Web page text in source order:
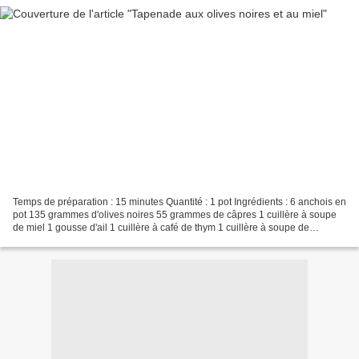
Temps de préparation : 15 minutes Quantité : 1 pot Ingrédients : 6 anchois en
pot 135 grammes d'olives noires 55 grammes de câpres 1 cuillère à soupe
de miel 1 gousse d'ail 1 cuillère à café de thym 1 cuillère à soupe de